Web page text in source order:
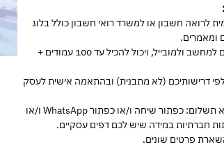
לרואה חשבון או למשרד רואי חשבון כולל בלוג
ומאמרים.
* האתר מותאם למחשב ולמובייל, ויכול להכיל עד 100 עמודים +
דרישותיכם (לא מתבנית) ובהתאמה אישית לעסק
* אופציונלי ללא תשלום: כפתור שיחה ו/או כפתור WhatsApp ו/או
חברתיות במידה שיש לכם דפים עסקיים.